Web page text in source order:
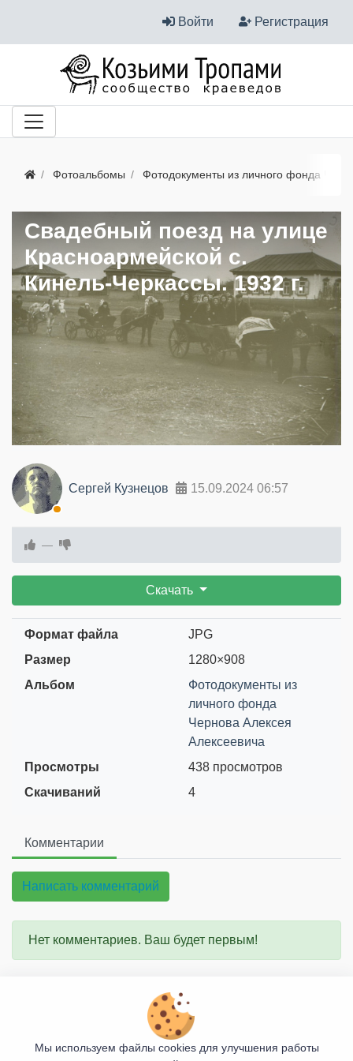
Войти Регистрация
Фотоальбомы Фотодокументы из личного фонда
Свадебный поезд на улице
Красноармейской с.
Кинель-Черкассы. 1932 г.
Сергей Кузнецов 15.09.2024 06:57
—
Скачать
Формат файла
JPG
Размер
1280×908
Альбом
Фотодокументы из
личного фонда
Чернова Алексея
Алексеевича
Просмотры
438 просмотров
Скачиваний
4
Комментарии
Написать комментарий
Нет комментариев. Ваш будет первым!
Правила сайта
Мы используем файлы cookies для улучшения работы